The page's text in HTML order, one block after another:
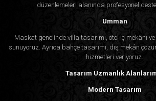
düzenlemeleri alanında profesyonel
Umman
Maskat genelinde villa tasarımı, otel iç mekânı
sunuyoruz. Ayrıca bahçe tasarımı, dış mekân
hizmetleri veriyoruz.
Tasarım Uzmanlık
Modern Tasarım